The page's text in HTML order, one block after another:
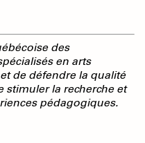
des
en arts
de défendre la qualité
stimuler la recherche et
pédagogiques.